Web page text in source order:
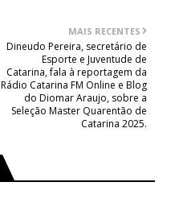
MAIS RECENTES
Dineudo Pereira, secretário de
Esporte e Juventude de
Catarina, fala à reportagem da
Rádio Catarina FM Online e Blog
do Diomar Araujo, sobre a
Seleção Master Quarentão de
Catarina 2025.